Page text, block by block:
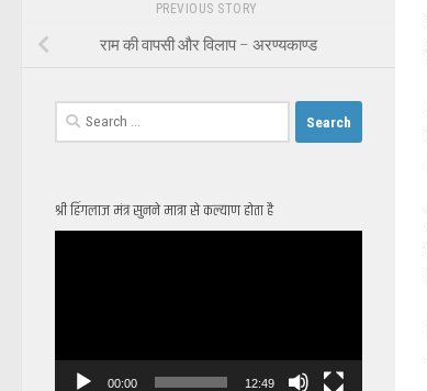
PREVIOUS STORY
राम की वापसी और विलाप – अरण्यकाण्ड
Search
for:
श्री हिंगलाज मंत्र सुनने मात्रा से कल्याण होता है
00:00 12:49